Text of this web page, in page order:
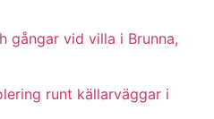
gångar vid villa i Brunna,
runt källarväggar i